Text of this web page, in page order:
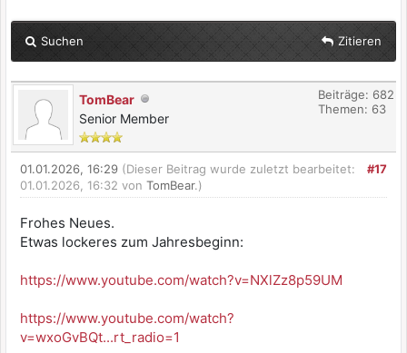
Suchen Zitieren
TomBear
Senior Member
Beiträge: 682
Themen: 63
#17
01.01.2026, 16:29 (Dieser Beitrag wurde zuletzt bearbeitet:
01.01.2026, 16:32 von TomBear.)
Frohes Neues.
Etwas lockeres zum Jahresbeginn:
https://www.youtube.com/watch?v=NXlZz8p59UM
https://www.youtube.com/watch?
v=wxoGvBQt...rt_radio=1